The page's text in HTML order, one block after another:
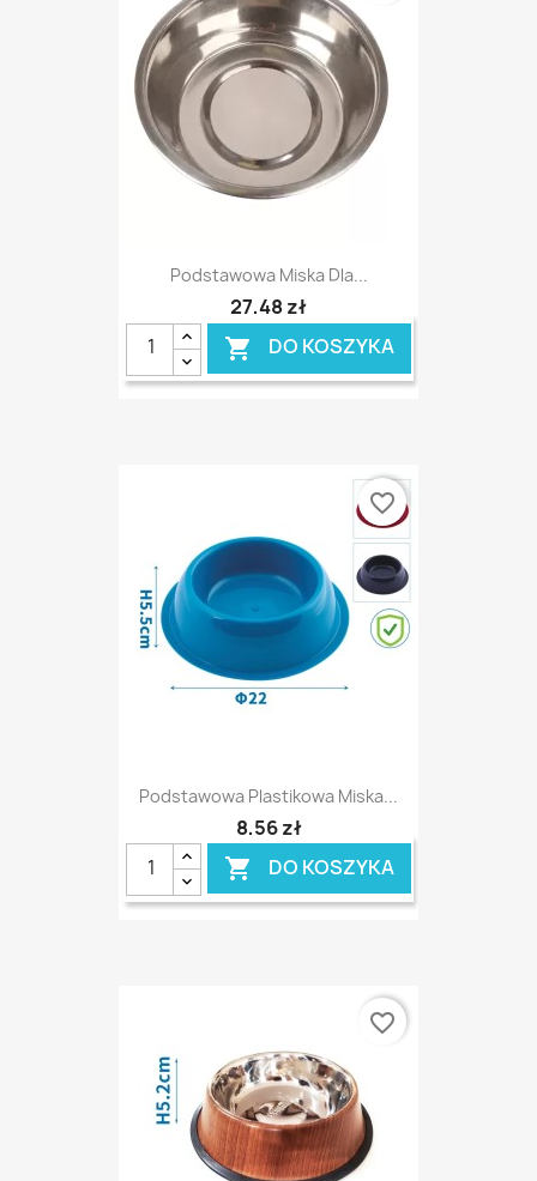
Podstawowa Miska Dla...
27,48 zł
 DO KOSZYKA
Podstawowa Plastikowa Miska...
8,56 zł
 DO KOSZYKA
favorite_border
favorite_border